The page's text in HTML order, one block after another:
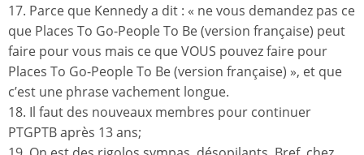
17. Parce que Kennedy a dit : « ne vous demandez pas ce
que Places To Go-People To Be (version française) peut
faire pour vous mais ce que VOUS pouvez faire pour
Places To Go-People To Be (version française) », et que
c’est une phrase vachement longue.
18. Il faut des nouveaux membres pour continuer
PTGPTB après 13 ans;